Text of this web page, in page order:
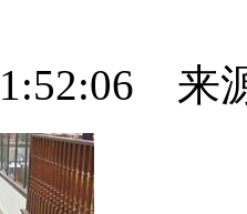
来